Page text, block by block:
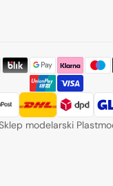
modelarski